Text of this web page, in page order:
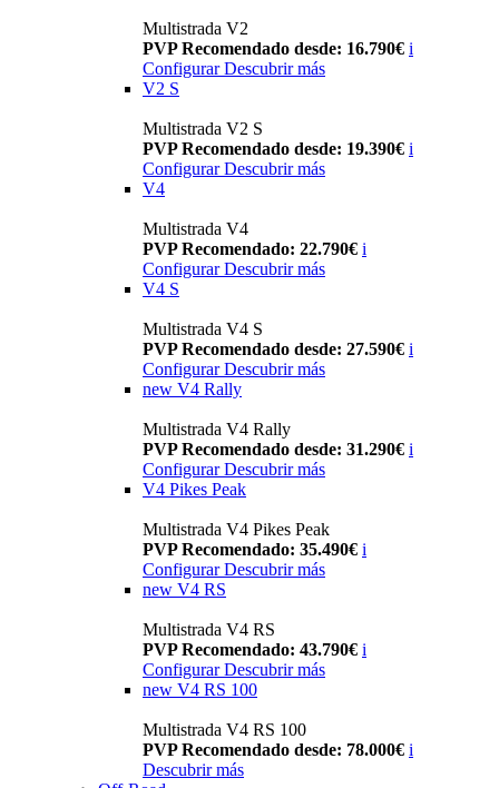
Multistrada V2
PVP Recomendado desde: 16.790€ i
Configurar Descubrir más
V2 S
Multistrada V2 S
PVP Recomendado desde: 19.390€ i
Configurar Descubrir más
V4
Multistrada V4
PVP Recomendado: 22.790€ i
Configurar Descubrir más
V4 S
Multistrada V4 S
PVP Recomendado desde: 27.590€ i
Configurar Descubrir más
new V4 Rally
Multistrada V4 Rally
PVP Recomendado desde: 31.290€ i
Configurar Descubrir más
V4 Pikes Peak
Multistrada V4 Pikes Peak
PVP Recomendado: 35.490€ i
Configurar Descubrir más
new V4 RS
Multistrada V4 RS
PVP Recomendado: 43.790€ i
ConfigurarDescubrir más
new V4 RS 100
Multistrada V4 RS 100
PVP Recomendado desde: 78.000€ i
Descubrir más